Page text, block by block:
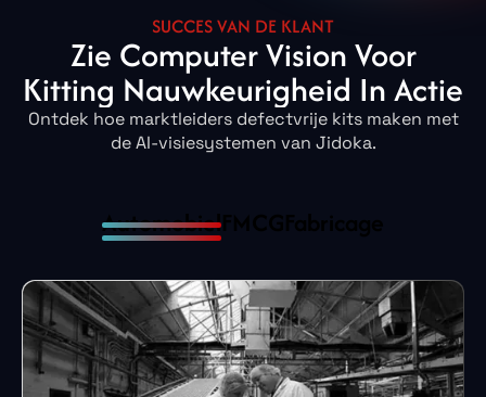
SUCCES VAN DE KLANT
Zie Computer Vision Voor
Kitting Nauwkeurigheid In Actie
Ontdek hoe marktleiders defectvrije kits maken met
de AI-visiesystemen van Jidoka.
Automobiel